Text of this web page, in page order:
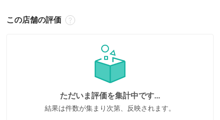
この店舗の評価
ただいま評価を集計中です...
結果は件数が集まり次第、反映されます。